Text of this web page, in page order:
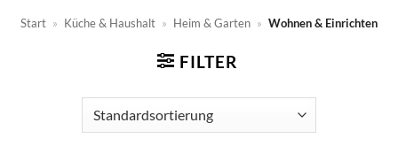
Start » Küche & Haushalt » Heim & Garten » Wohnen & Einrichten
FILTER